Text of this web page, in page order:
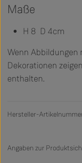
Maße
H 8 D 4cm
Wenn Abbildungen
Dekorationen
enthalten.
Hersteller-
Angaben zur